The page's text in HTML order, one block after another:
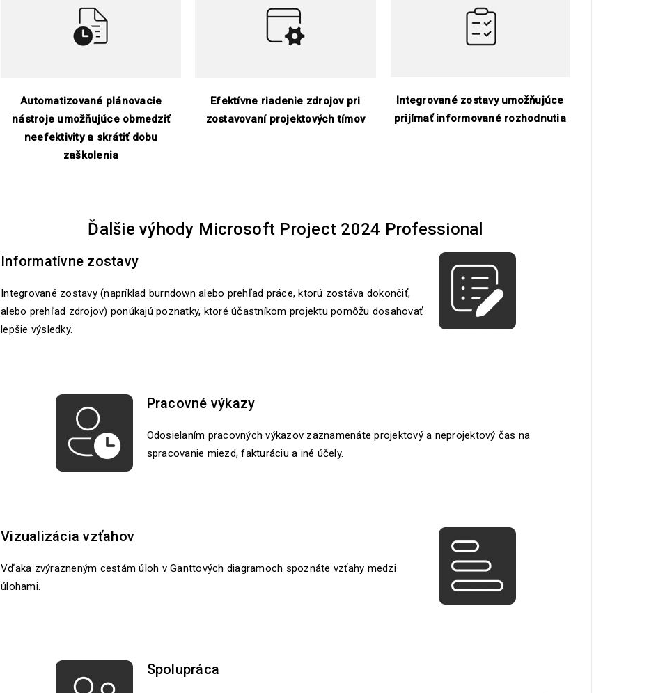
Automatizované plánovacie
nástroje umožňujúce obmedziť
neefektivity a skrátiť dobu
zaškolenia
Efektívne riadenie zdrojov pri
zostavovaní projektových tímov
Integrované zostavy umožňujúce
prijímať informované rozhodnutia
Ďalšie výhody Microsoft Project 2024 Professional
Informatívne zostavy
Integrované zostavy (napríklad burndown alebo prehľad práce, ktorú zostáva dokončiť,
alebo prehľad zdrojov) ponúkajú poznatky, ktoré účastníkom projektu pomôžu dosahovať
lepšie výsledky.
Pracovné výkazy
Odosielaním pracovných výkazov zaznamenáte projektový a neprojektový čas na
spracovanie miezd, fakturáciu a iné účely.
Vizualizácia vzťahov
Vďaka zvýrazneným cestám úloh v Ganttových diagramoch spoznáte vzťahy medzi
úlohami.
Spolupráca